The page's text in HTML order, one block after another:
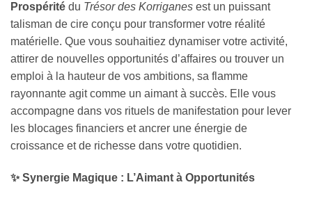
Prospérité du Trésor des Korriganes est un puissant
talisman de cire conçu pour transformer votre réalité
matérielle. Que vous souhaitiez dynamiser votre activité,
attirer de nouvelles opportunités d’affaires ou trouver un
emploi à la hauteur de vos ambitions, sa flamme
rayonnante agit comme un aimant à succès. Elle vous
accompagne dans vos rituels de manifestation pour lever
les blocages financiers et ancrer une énergie de
croissance et de richesse dans votre quotidien.
✨ Synergie Magique : L’Aimant à Opportunités